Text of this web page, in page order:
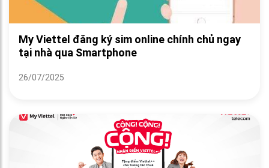
My Viettel đăng ký sim online chính chủ ngay
tại nhà qua Smartphone
26/07/2025